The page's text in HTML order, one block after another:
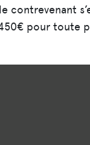
contrevenant
pour toute